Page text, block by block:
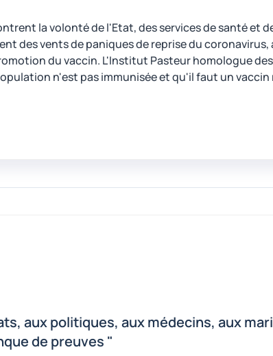
la volonté de l'Etat, des services de santé et
des vents de paniques de reprise du
du vaccin. L'Institut Pasteur homologue
n'est pas immunisée et qu'il faut un
aux politiques, aux médecins, aux
de preuves "